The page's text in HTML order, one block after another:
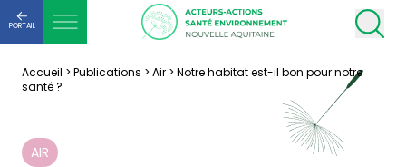
PORTAIL
Accueil > Publications > Air > Notre habitat est-il bon pour notre
santé ?
AIR